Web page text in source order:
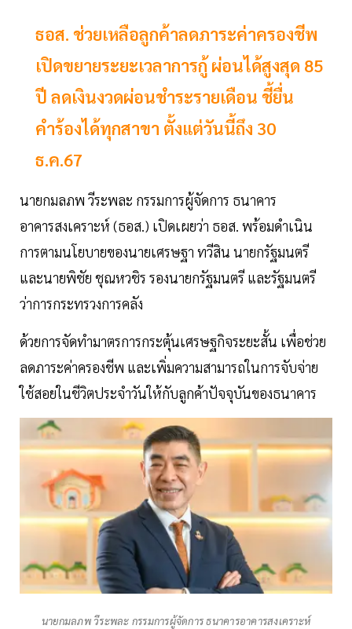
ธอส. ช่วยเหลือลูกค้าลดภาระค่าครองชีพ
เปิดขยายระยะเวลาการกู้ ผ่อนได้สูงสุด 85
ปี ลดเงินงวดผ่อนชำระรายเดือน ชี้ยื่น
คำร้องได้ทุกสาขา ตั้งแต่วันนี้ถึง 30
ธ.ค.67
นายกมลภพ วีระพละ กรรมการผู้จัดการ ธนาคาร
อาคารสงเคราะห์ (ธอส.) เปิดเผยว่า ธอส. พร้อมดำเนิน
การตามนโยบายของนายเศรษฐา ทวีสิน นายกรัฐมนตรี
และนายพิชัย ชุณหวชิร รองนายกรัฐมนตรี และรัฐมนตรี
ว่าการกระทรวงการคลัง
ด้วยการจัดทำมาตรการกระตุ้นเศรษฐกิจระยะสั้น เพื่อช่วย
ลดภาระค่าครองชีพ และเพิ่มความสามารถในการจับจ่าย
ใช้สอยในชีวิตประจำวันให้กับลูกค้าปัจจุบันของธนาคาร
นายกมลภพ วีระพละ กรรมการผู้จัดการ ธนาคารอาคารสงเคราะห์